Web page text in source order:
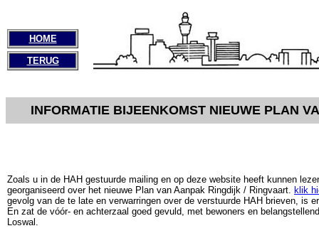
HOME
TERUG
INFORMATIE BIJEENKOMST NIEUWE PLAN
Zoals u in de HAH gestuurde mailing en op deze website heeft kunnen
georganiseerd over het nieuwe Plan van Aanpak Ringdijk / Ringvaart. klik
gevolg van de te late en verwarringen over de verstuurde HAH brieven, is
En zat de vóór- en achterzaal goed gevuld, met bewoners en
Loswal.